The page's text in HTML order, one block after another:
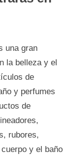
una gran
la belleza y el
de
y perfumes
de
rubores,
y el baño